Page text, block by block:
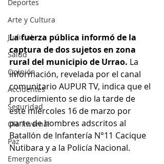
Deportes
Arte y Cultura
Judicial
Salud
Opinión
Accidentes
Seguridad
Ola Invernal
Paz
Emergencias
La fuerza pública informó de la
captura de dos sujetos en zona
rural del municipio de Urrao. La
información, revelada por el canal
comunitario AUPUR TV, indica que el
procedimiento se dio la tarde de
este miércoles 16 de marzo por
parte de hombres adscritos al
Batallón de Infantería N°11 Cacique
Nutibara y a la Policía Nacional.